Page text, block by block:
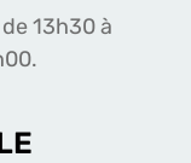
13h30 à